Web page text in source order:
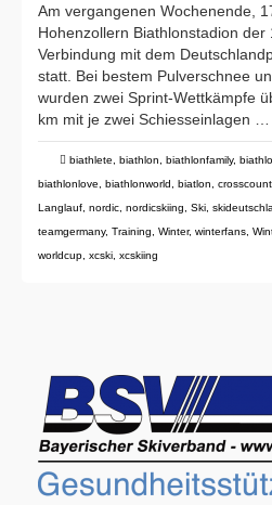
Am vergangenen Wochenende,
Hohenzollern Biathlonstadion der
Verbindung mit dem
statt. Bei bestem Pulverschnee
wurden zwei Sprint-Wettkämpfe
km mit je zwei Schiesseinlagen …
biathlete biathlon biathlonfamily,
biathlonlove
biathlonworld biatlon
Langlauf nordic nordicskiing Ski
teamgermany, Training Winter, winterfans
worldcup xcski xcskiing